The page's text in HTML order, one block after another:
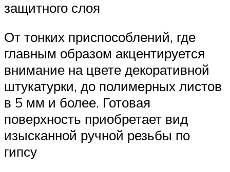
защитного слоя
От тонких приспособлений, где
главным образом акцентируется
внимание на цвете декоративной
штукатурки, до полимерных листов
в 5 мм и более. Готовая
поверхность приобретает вид
изысканной ручной резьбы по
гипсу